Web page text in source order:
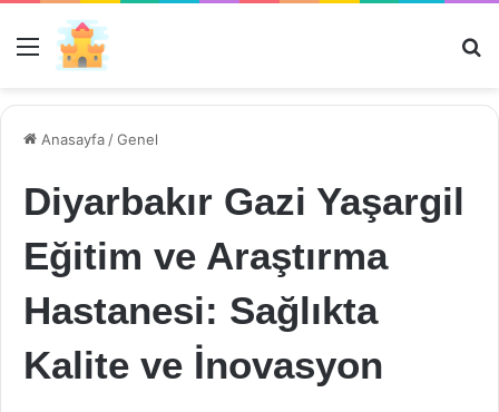
Menü
Anasayfa /Genel
Diyarbakır Gazi Yaşargil
Eğitim ve Araştırma
Hastanesi: Sağlıkta
Kalite ve İnovasyon